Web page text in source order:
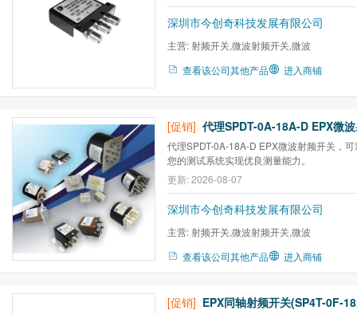
深圳市今创奇科技发展有限公司
主营: 射频开关,微波射频开关,微波
查看该公司其他产品
进入商铺
[促销]
代理SPDT-0A-18A-D EPX微波射频开关，
您的测试系统实现优良测量能力。
更新: 2026-08-07
深圳市今创奇科技发展有限公司
主营: 射频开关,微波射频开关,微波
查看该公司其他产品
进入商铺
[促销] EPX同轴射频开关(SP4T-0F-